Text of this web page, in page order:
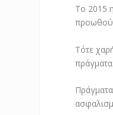
Το 2015
Τότε